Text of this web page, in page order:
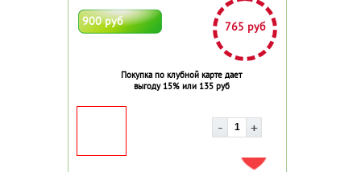
900 руб 765 руб
Покупка по клубной карте дает
выгоду 15% или 135 руб
ДОБАВИТЬ В ИЗБРАННОЕ